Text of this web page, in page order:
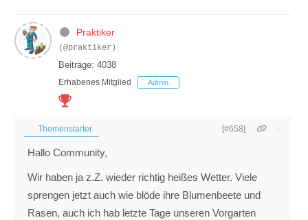
Praktiker
(@praktiker)
Beiträge: 4038
Erhabenes Mitglied Admin
Themenstarter [#658]
Hallo Community,
Wir haben ja z.Z. wieder richtig heißes Wetter. Viele
sprengen jetzt auch wie blöde ihre Blumenbeete und
Rasen, auch ich hab letzte Tage unseren Vorgarten